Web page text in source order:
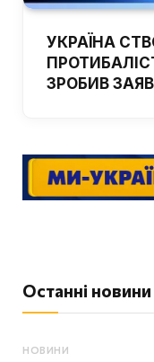
УКРАЇНА
ЗРОБИВ
Останні новини
НОВИНИ